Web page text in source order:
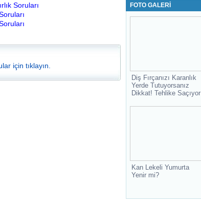
Soruları
için tıklayın.
FOTO GALERİ
Diş Fırçanızı Karanlık
Yerde Tutuyorsanız
Dikkat! Tehlike Saçıyor
Kan Lekeli Yumurta
Yenir mi?